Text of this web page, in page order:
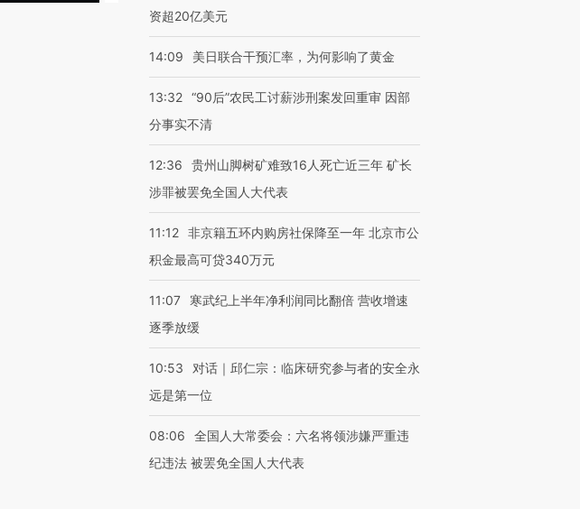
资超20亿美元
14:09 美日联合干预汇率，为何影响了黄金
13:32 “90后”农民工讨薪涉刑案发回重审 因部
分事实不清
12:36
贵州山脚树矿难致16人死亡近三年 矿长
涉罪被罢免全国人大代表
11:12 非京籍五环内购房社保降至一年 北京市公
积金最高可贷340万元
11:07
寒武纪上半年净利润同比翻倍 营收增速
逐季放缓
10:53
对话｜邱仁宗：临床研究参与者的安全永
远是第一位
08:06
全国人大常委会：六名将领涉嫌严重违
纪违法 被罢免全国人大代表